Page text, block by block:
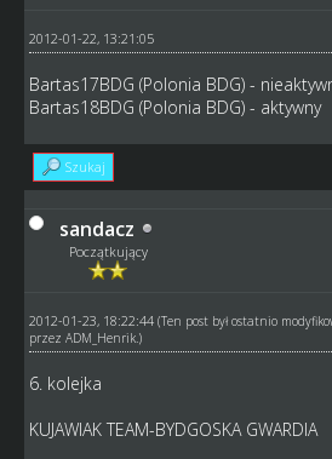
2012-01-22, 13:21:05
Bartas17BDG (Polonia BDG) -
Bartas18BDG (Polonia BDG) - aktywny
Szukaj
sandacz
Początkujący
2012-01-23, 18:22:44 (Ten post był ostatnio
przez ADM_Henrik.)
6. kolejka
KUJAWIAK TEAM-BYDGOSKA GWARDIA